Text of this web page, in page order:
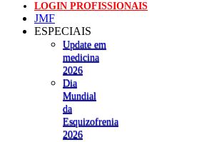
LOGIN PROFISSIONAIS
JMF
ESPECIAIS
Update em
medicina
2026
Dia
Mundial
da
Esquizofrenia
2026